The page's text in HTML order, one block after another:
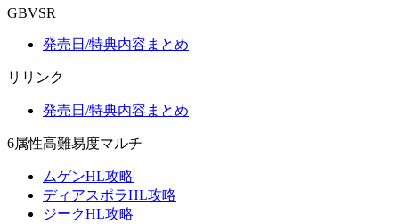
GBVSR
発売日/特典内容まとめ
リリンク
発売日/特典内容まとめ
6属性高難易度マルチ
ムゲンHL攻略
ディアスポラHL攻略
ジークHL攻略